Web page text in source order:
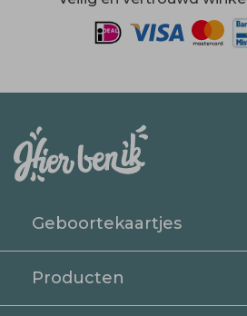
Geboortekaartjes
Producten